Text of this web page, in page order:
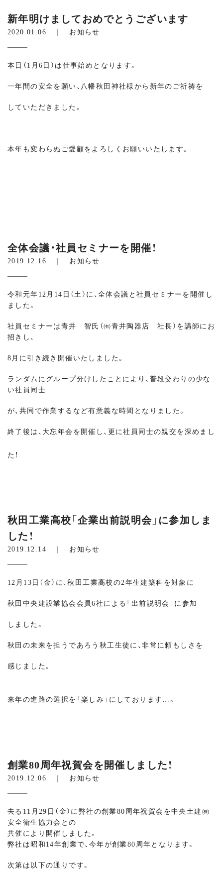
新年明けましておめでとうございます
2020.01.06 ｜ お知らせ
本日（1月6日）は仕事始めとなります。
一年間の安全を願い、八幡秋田神社様から新年のご祈祷を
していただきました。
本年も変わらぬご愛顧をよろしくお願いいたします。
全体会議・社員セミナーを開催！
2019.12.16 ｜ お知らせ
令和元年12月14日（土）に、全体会議と社員セミナーを開催し
ました。
社員セミナーは青井 智氏（㈲青井陶器店 社長）を講師にお
招きし、
8月に引き続き開催いたしました。
ランダムにグループ分けしたことにより、普段交わりの少な
い社員同士
が、共同で作業するなど有意義な時間となりました。
終了後は、大忘年会を開催し、更に社員同士の親交を深めまし
た！
秋田工業高校「企業出前説明会」に参加しま
した！
2019.12.14 ｜ お知らせ
12月13日（金）に、秋田工業高校の2年生建築科を対象に
秋田中央建設業協会会員6社による「出前説明会」に参加
しました。
秋田の未来を担うであろう秋工生徒に、非常に頼もしさを
感じました。
来年の進路の選択を「楽しみ」にしております…。
創業80周年祝賀会を開催しました！
2019.12.06 ｜ お知らせ
去る11月29日（金）に弊社の創業80周年祝賀会を中央土建㈱
安全衛生協力会との
共催により開催しました。
弊社は昭和14年創業で、今年が創業80周年となります。
次第は以下の通りです。